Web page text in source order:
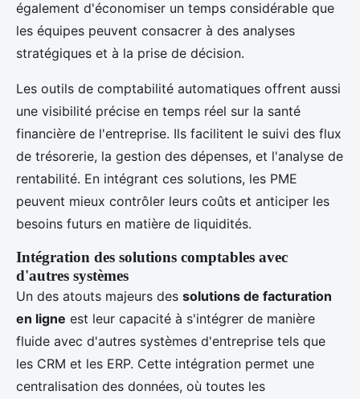
également d'économiser un temps considérable que
les équipes peuvent consacrer à des analyses
stratégiques et à la prise de décision.
Les outils de comptabilité automatiques offrent aussi
une visibilité précise en temps réel sur la santé
financière de l'entreprise. Ils facilitent le suivi des flux
de trésorerie, la gestion des dépenses, et l'analyse de
rentabilité. En intégrant ces solutions, les PME
peuvent mieux contrôler leurs coûts et anticiper les
besoins futurs en matière de liquidités.
Intégration des solutions comptables avec
d'autres systèmes
Un des atouts majeurs des solutions de facturation
en ligne est leur capacité à s'intégrer de manière
fluide avec d'autres systèmes d'entreprise tels que
les CRM et les ERP. Cette intégration permet une
centralisation des données, où toutes les